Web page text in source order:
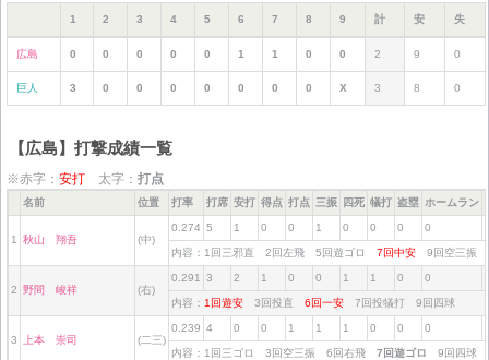
1 2 3 4 5 6 7 8 9 計 安 失
広島 0 0 0 0 0 1 1 0 0 2 9 0
巨人 3 0 0 0 0 0 0 0 X 3 8 0
【広島】打撃成績一覧
※赤字： 安打 太字： 打点
名前 位置 打率 打席 安打 得点 打点 三振 四死 犠打 盗塁 ホームラン
1 秋山 翔吾 (中)
0.274 5 1 0 0 1 0 0 0 0
内容：1回三邪直 2回左飛 5回遊ゴロ 7回中安 9回空三振
2 野間 峻祥 (右)
0.291 3 2 1 0 0 1 1 0 0
内容： 1回遊安 3回投直 6回一安 7回投犠打 9回四球
3 上本 崇司 (二三)
0.239 4 0 0 1 1 1 0 0 0
内容：1回三ゴロ 3回空三振 6回右飛 7回遊ゴロ 9回四球